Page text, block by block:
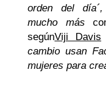
orden del
mucho más
segúnViji Davis
cambio usan
mujeres para